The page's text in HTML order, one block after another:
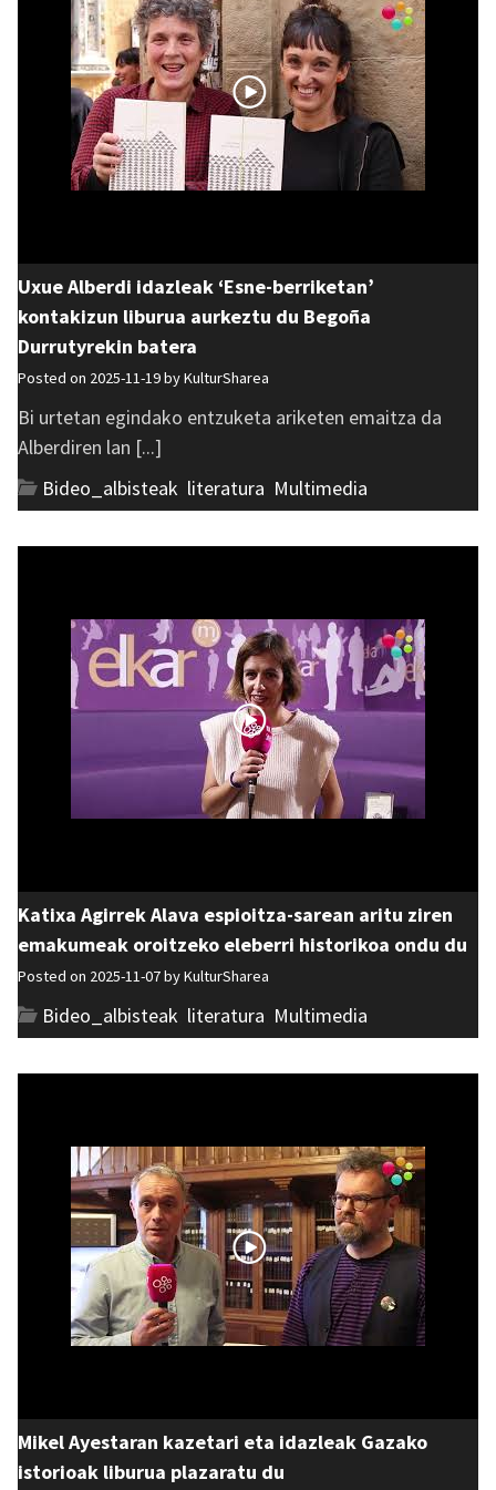
Uxue Alberdi idazleak ‘Esne-berriketan’
kontakizun liburua aurkeztu du Begoña
Durrutyrekin batera
Posted on 2025-11-19 byKulturSharea
Bi urtetan egindako entzuketa ariketen emaitza da
Alberdiren lan [...]
Bideo_albisteak literatura Multimedia
Katixa Agirrek Alava espioitza-sarean aritu ziren
emakumeak oroitzeko eleberri historikoa ondu du
Posted on 2025-11-07 byKulturSharea
Bideo_albisteak literatura Multimedia
Mikel Ayestaran kazetari eta idazleak Gazako
istorioak liburua plazaratu du